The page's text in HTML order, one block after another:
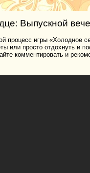
Выпускной
процесс игры «Холодное
или просто отдохнуть и
комментировать и